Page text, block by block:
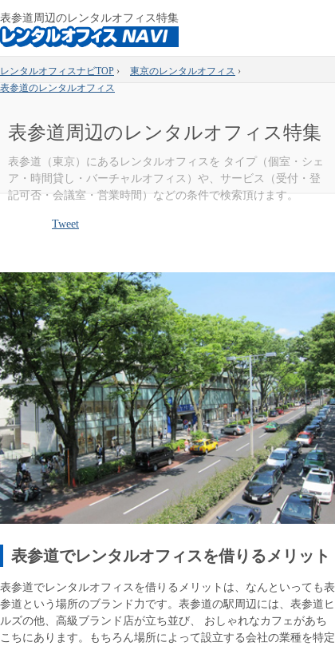
表参道周辺のレンタルオフィス特集
レンタルオフィスナビTOP › 東京のレンタルオフィス ›
表参道のレンタルオフィス
表参道周辺のレンタルオフィス特集
表参道（東京）にあるレンタルオフィスを タイプ（個室・シェ
ア・時間貸し・バーチャルオフィス）や、サービス（受付・登
記可否・会議室・営業時間）などの条件で検索頂けます。
Tweet
表参道でレンタルオフィスを借りるメリット
表参道でレンタルオフィスを借りるメリットは、なんといっても表
参道という場所のブランド力です。表参道の駅周辺には、表参道ヒ
ルズの他、高級ブランド店が立ち並び、 おしゃれなカフェがあち
こちにあります。もちろん場所によって設立する会社の業種を特定